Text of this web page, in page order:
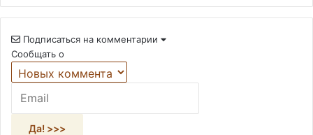
Подписаться на комментарии
Сообщать о